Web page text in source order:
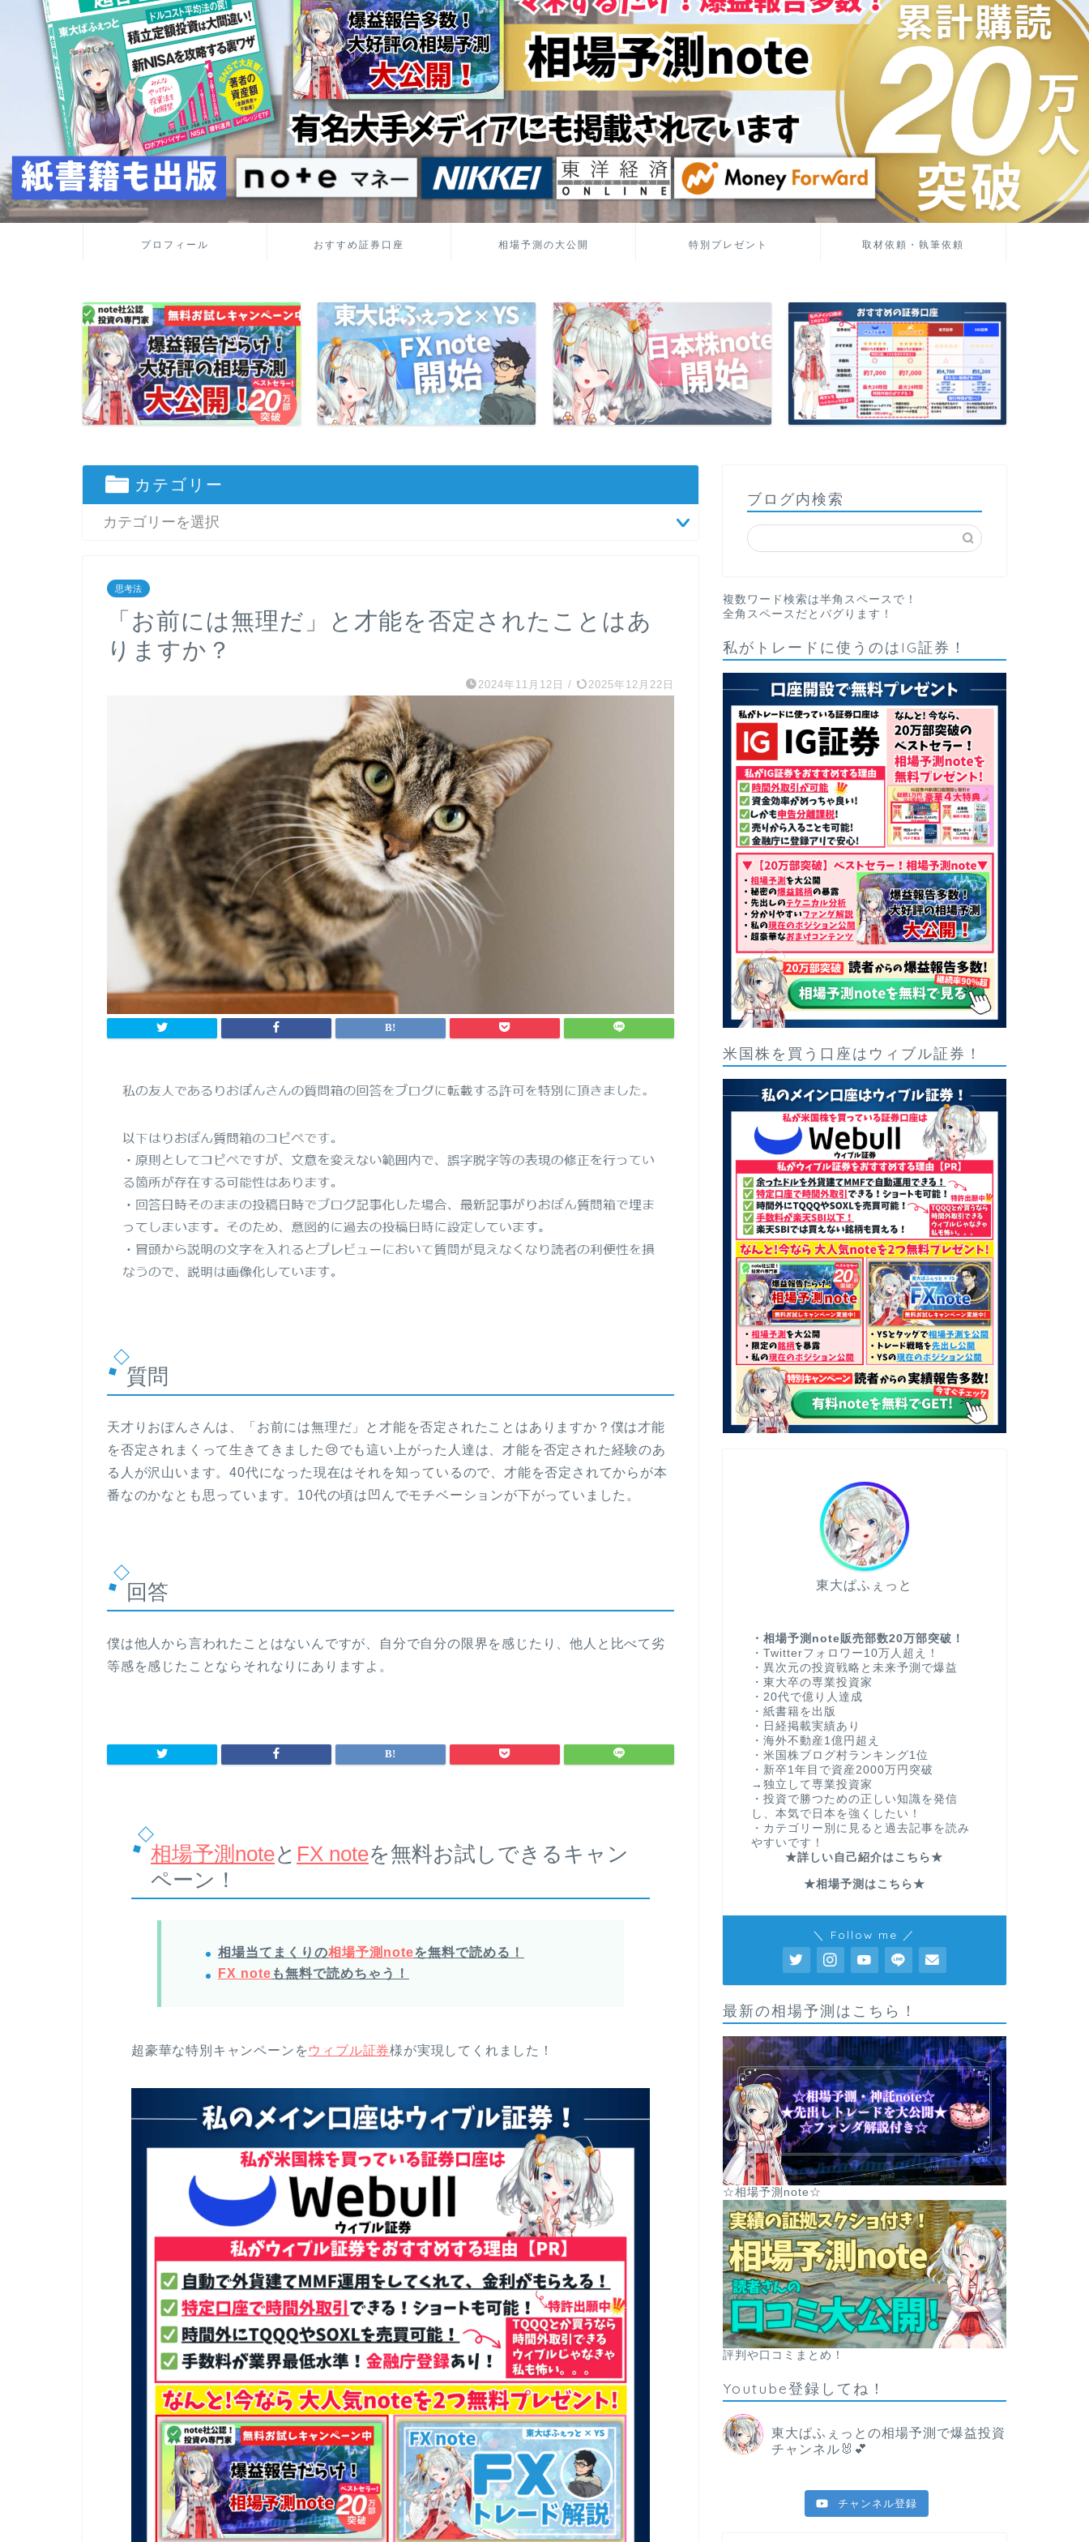
プロフィール おすすめ証券口座 相場予測の大公開 特別プレゼント 取材依頼・執筆依頼
カテゴリー
思考法
「お前には無理だ」と才能を否定されたことはあ
りますか？
2024年11月12日 / 2025年12月22日
質問
天才りおぽんさんは、「お前には無理だ」と才能を否定されたことはありますか？僕は才能
を否定されまくって生きてきました😢でも這い上がった人達は、才能を否定された経験のあ
る人が沢山います。40代になった現在はそれを知っているので、才能を否定されてからが本
番なのかなとも思っています。10代の頃は凹んでモチベーションが下がっていました。
回答
僕は他人から言われたことはないんですが、自分で自分の限界を感じたり、他人と比べて劣
等感を感じたことならそれなりにありますよ。
相場予測noteと FX noteを無料お試しできるキャン
ペーン！
相場当てまくりの相場予測noteを無料で読める！
FX note も無料で読めちゃう！
超豪華な特別キャンペーンを ウィブル証券様が実現してくれました！
ブログ内検索
複数ワード検索は半角スペースで！
全角スペースだとバグります！
私がトレードに使うのはIG証券！
米国株を買う口座はウィブル証券！
東大ぱふぇっと
・相場予測note販売部数20万部突破！
・Twitterフォロワー10万人超え！
・異次元の投資戦略と未来予測で爆益
・東大卒の専業投資家
・20代で億り人達成
・紙書籍を出版
・日経掲載実績あり
・海外不動産1億円超え
・米国株ブログ村ランキング1位
・新卒1年目で資産2000万円突破
→独立して専業投資家
・投資で勝つための正しい知識を発信
し、本気で日本を強くしたい！
・カテゴリー別に見ると過去記事を読み
やすいです！
★詳しい自己紹介はこちら★
★相場予測はこちら★
＼ Follow me ／
最新の相場予測はこちら！
☆相場予測note☆
評判や口コミまとめ！
Youtube登録してね！
東大ぱふぇっとの相場予測で爆益投資
チャンネル🐰💕
チャンネル登録